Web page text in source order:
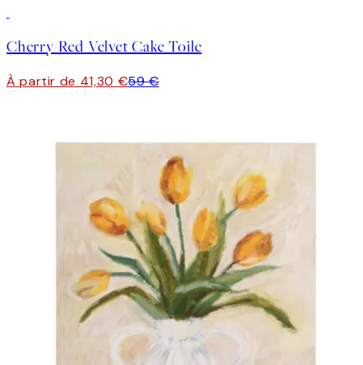
Cherry Red Velvet Cake Toile
À partir de 41,30 €59 €